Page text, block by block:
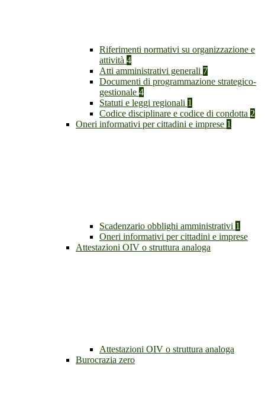
Riferimenti normativi su organizzazione e
attività 4
Atti amministrativi generali 7
Documenti di programmazione strategico-
gestionale 4
Statuti e leggi regionali 1
Codice disciplinare e codice di condotta 2
Oneri informativi per cittadini e imprese 1
Scadenzario obblighi amministrativi 1
Oneri informativi per cittadini e imprese
Attestazioni OIV o struttura analoga
Attestazioni OIV o struttura analoga
Burocrazia zero